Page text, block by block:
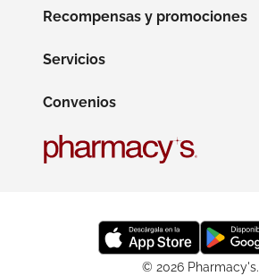
Recompensas y promociones
Servicios
Convenios
© 2026 Pharmacy's.